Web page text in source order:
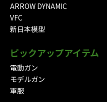
ARROW DYNAMIC
VFC
新日本模型
ピックアップアイテム
電動ガン
モデルガン
軍服